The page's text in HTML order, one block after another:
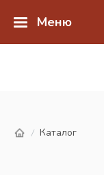
Меню
/ Каталог